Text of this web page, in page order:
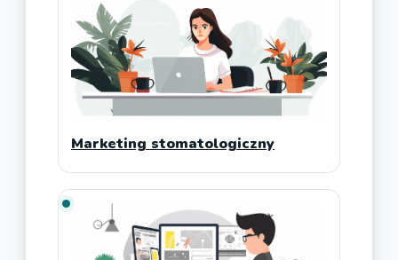
Marketing stomatologiczny